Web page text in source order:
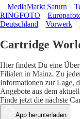
MediaMarkt Saturn
RINGFOTO
Deutschland
Vorwerk
Cartridge
Hier findest Du eine
Filialen in Mainz. Zu
Informationen zur Lage,
Angebote aus dem
Finde jetzt die nächste
App herunterladen